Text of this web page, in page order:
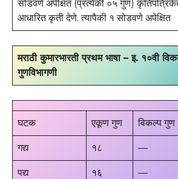
सोडवणे अपेक्षित (प्रत्येकी ०५ गुण)
आधारित कृती देणे. त्यापैकी १ सोडवणे अपेक्षित
मराठी कुमारभारती प्रथम भाषा – इ. १०वी
गुणविभागणी
घटक एकूण गुण विकल्प गुण
गद्य १८ —
पद्य १६ —